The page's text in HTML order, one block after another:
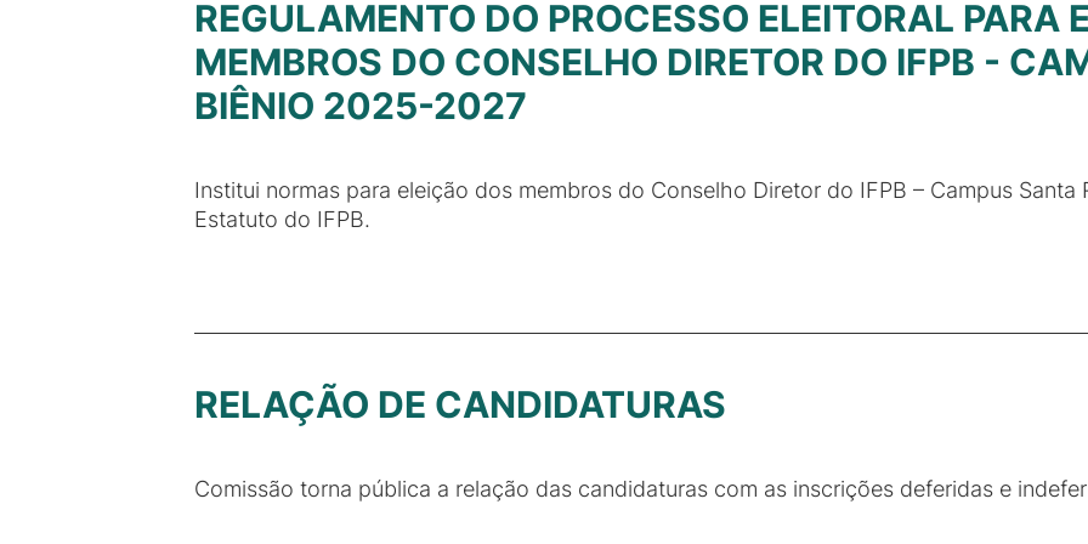
REGULAMENTO DO PROCESSO ELEITORAL PARA
MEMBROS DO CONSELHO DIRETOR DO IFPB -
BIÊNIO 2025-2027
Institui normas para eleição dos membros do Conselho Diretor do IFPB – Campus
Estatuto do IFPB.
RELAÇÃO DE CANDIDATURAS
Comissão torna pública a relação das candidaturas com as inscrições deferidas e